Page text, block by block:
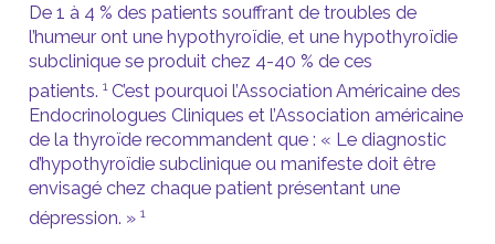
De 1 à 4 % des patients souffrant de troubles de
l’humeur ont une hypothyroïdie, et une hypothyroïdie
subclinique se produit chez 4-40 % de ces
patients. 1 C’est pourquoi l’Association Américaine des
Endocrinologues Cliniques et l’Association américaine
de la thyroïde recommandent que : « Le diagnostic
d’hypothyroïdie subclinique ou manifeste doit être
envisagé chez chaque patient présentant une
dépression. » 1